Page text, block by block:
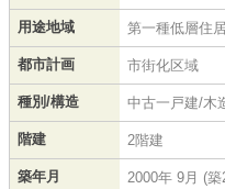
用途地域 第一種低層住
都市計画 市街化区域
種別/構造 中古一戸建/木
階建 2階建
築年月 2000年 9月 (築